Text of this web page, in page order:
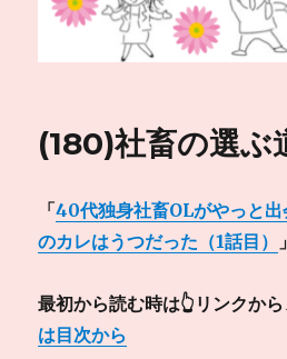
(180)社畜の選ぶ
「40代独身社畜OLがやっと
のカレはうつだった（1話目）
」
最初から読む時は👆リンクから
は目次から